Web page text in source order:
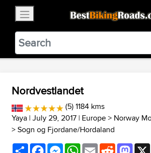
BestBikingRoads
Static Motion3.99 - In
VIEW
Nordvestlandet
(5) 1184 kms
Yaya | July 29, 2017 | Europe> Norway
>Sogn og Fjordane/Hordaland
ShareFacebookMessenger
WhatsApp
EmailReddit